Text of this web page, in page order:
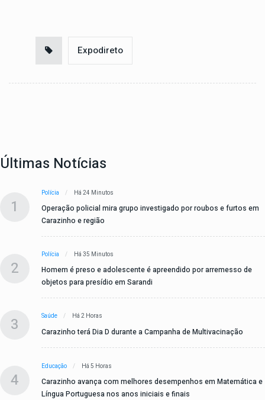
Expodireto
Últimas Notícias
1
Polícia Há 24 Minutos
Operação policial mira grupo investigado por roubos e furtos em
Carazinho e região
2
Polícia Há 35 Minutos
Homem é preso e adolescente é apreendido por arremesso de
objetos para presídio em Sarandi
3 Saúde Há 2 Horas
Carazinho terá Dia D durante a Campanha de Multivacinação
4
Educação Há 5 Horas
Carazinho avança com melhores desempenhos em Matemática e
Língua Portuguesa nos anos iniciais e finais